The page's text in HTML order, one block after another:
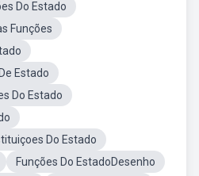
Do Estado
Funções
Estado
Do Estado
Do Estado
Funções Do EstadoDesenho